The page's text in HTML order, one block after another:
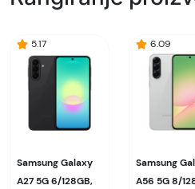
5.17
Samsung Galaxy
A27 5G 6/128GB,
6.09
Samsung
A56 5G 8/